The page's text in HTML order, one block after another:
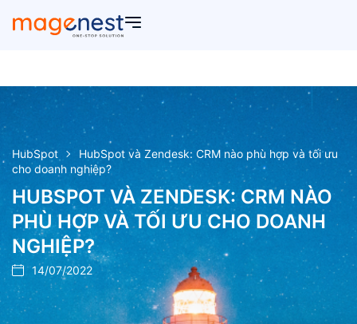
HubSpot
HubSpot và Zendesk: CRM nào phù hợp và tối ưu
cho doanh nghiệp?
HUBSPOT VÀ ZENDESK: CRM NÀO
PHÙ HỢP VÀ TỐI ƯU CHO DOANH
NGHIỆP?
14/07/2022